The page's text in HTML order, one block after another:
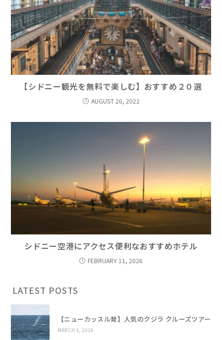
【シドニー観光を無料で楽しむ】おすすめ２０選
AUGUST 26, 2022
シドニー空港にアクセス便利なおすすめホテル
FEBRUARY 11, 2026
LATEST POSTS
【ニューカッスル発】人気のクジラ クルーズツアー
MARCH 3, 2026